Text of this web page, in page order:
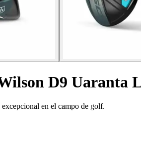
D9 Uaranta
en el campo de golf.